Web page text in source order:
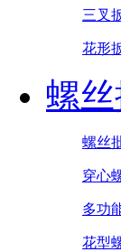
三叉
花形
螺
螺丝
穿心
多功
花型